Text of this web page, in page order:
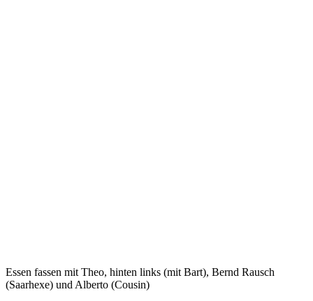
Essen fassen mit Theo, hinten links (mit Bart), Bernd Rausch
(Saarhexe) und Alberto (Cousin)